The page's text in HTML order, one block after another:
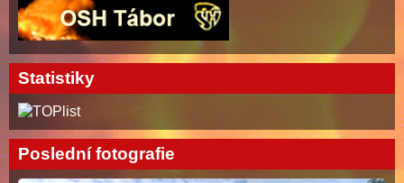
Statistiky
Poslední fotografie